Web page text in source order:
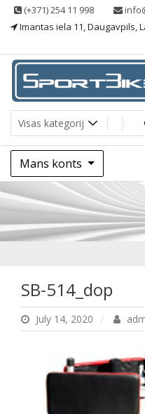
Skip (+371) 254 11 998
Imantas iela 11, Daugavpils,
Sportbike
Sporting goods
Mans konts
SB-
SB-514_dop
July 14, 2020